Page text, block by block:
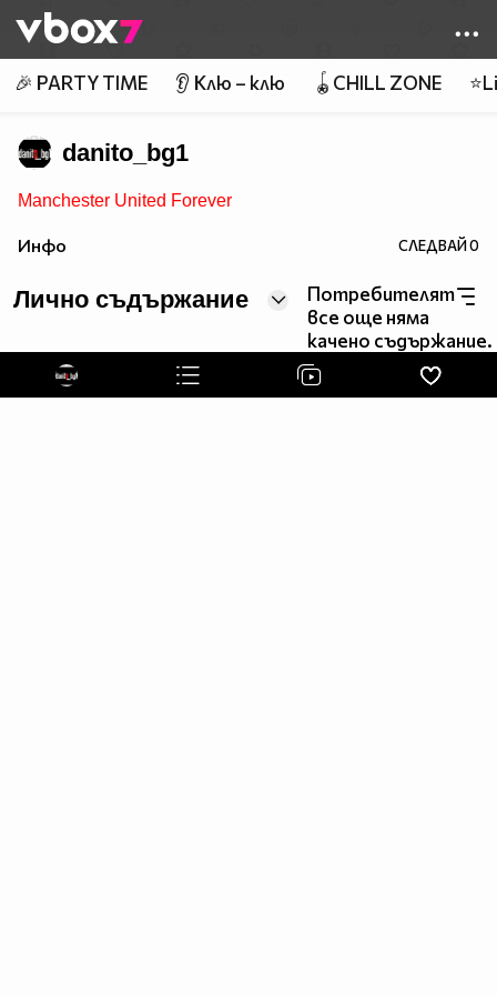
👾
🎉 PARTY TIME 👂 Клю – клю 🪀CHILL ZONE
danito_bg1
Manchester United Forever
Инфо СЛЕДВАЙ0
Лично съдържание
Потребителят
все още няма
качено съдържание.